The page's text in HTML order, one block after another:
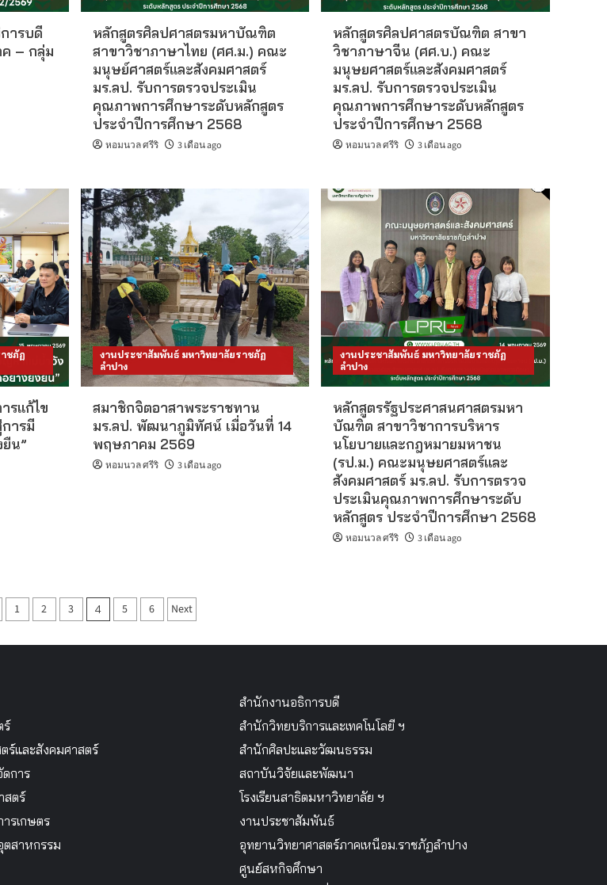
ารบดี
– กลุ่ม
หลักสูตรศิลปศาสตรมหาบัณฑิต
สาขาวิชาภาษาไทย (ศศ.ม.) คณะ
มนุษย์ศาสตร์และสังคมศาสตร์
มร.ลป. รับการตรวจประเมิน
คุณภาพการศึกษาระดับหลักสูตร
ประจำปีการศึกษา 2568
หอมนวล ศรีริ 3 เดือน ago
หลักสูตรศิลปศาสตรบัณฑิต สาขา
วิชาภาษาจีน (ศศ.บ.) คณะ
มนุษยศาสตร์และสังคมศาสตร์
มร.ลป. รับการตรวจประเมิน
คุณภาพการศึกษาระดับหลักสูตร
ประจำปีการศึกษา 2568
หอมนวล ศรีริ 3 เดือน ago
ชภัฏ
รแก้ไข
ารมี
น”
งานประชาสัมพันธ์ มหาวิทยาลัยราชภัฏ
ลำปาง
สมาชิกจิตอาสาพระราชทาน
มร.ลป. พัฒนาภูมิทัศน์ เมื่อวันที่ 14
พฤษภาคม 2569
หอมนวล ศรีริ 3 เดือน ago
งานประชาสัมพันธ์ มหาวิทยาลัยราชภัฏ
ลำปาง
หลักสูตรรัฐประศาสนศาสตรมหา
บัณฑิต สาขาวิชาการบริหาร
นโยบายและกฎหมายมหาชน
(รป.ม.) คณะมนุษยศาสตร์และ
สังคมศาสตร์ มร.ลป. รับการตรวจ
ประเมินคุณภาพการศึกษาระดับ
หลักสูตร ประจำปีการศึกษา 2568
หอมนวล ศรีริ 3 เดือน ago
1 2 3 4 5 6 Next
ร์
และสังคมศาสตร์
การ
สตร์
รเกษตร
ตสาหกรรม
สำนักงานอธิการบดี
สำนักวิทยบริการและเทคโนโลยี ฯ
สำนักศิลปะและวัฒนธรรม
สถาบันวิจัยและพัฒนา
โรงเรียนสาธิตมหาวิทยาลัย ฯ
งานประชาสัมพันธ์
อุทยานวิทยาศาสตร์ภาคเหนือม.ราชภัฏลำปาง
ศูนย์สหกิจศึกษา